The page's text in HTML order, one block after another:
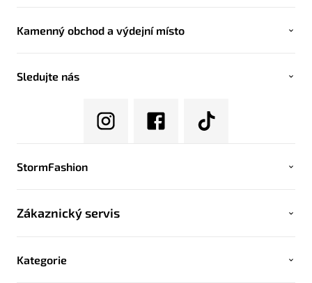
Kamenný obchod a výdejní místo
Sledujte nás
StormFashion
Zákaznický servis
Kategorie